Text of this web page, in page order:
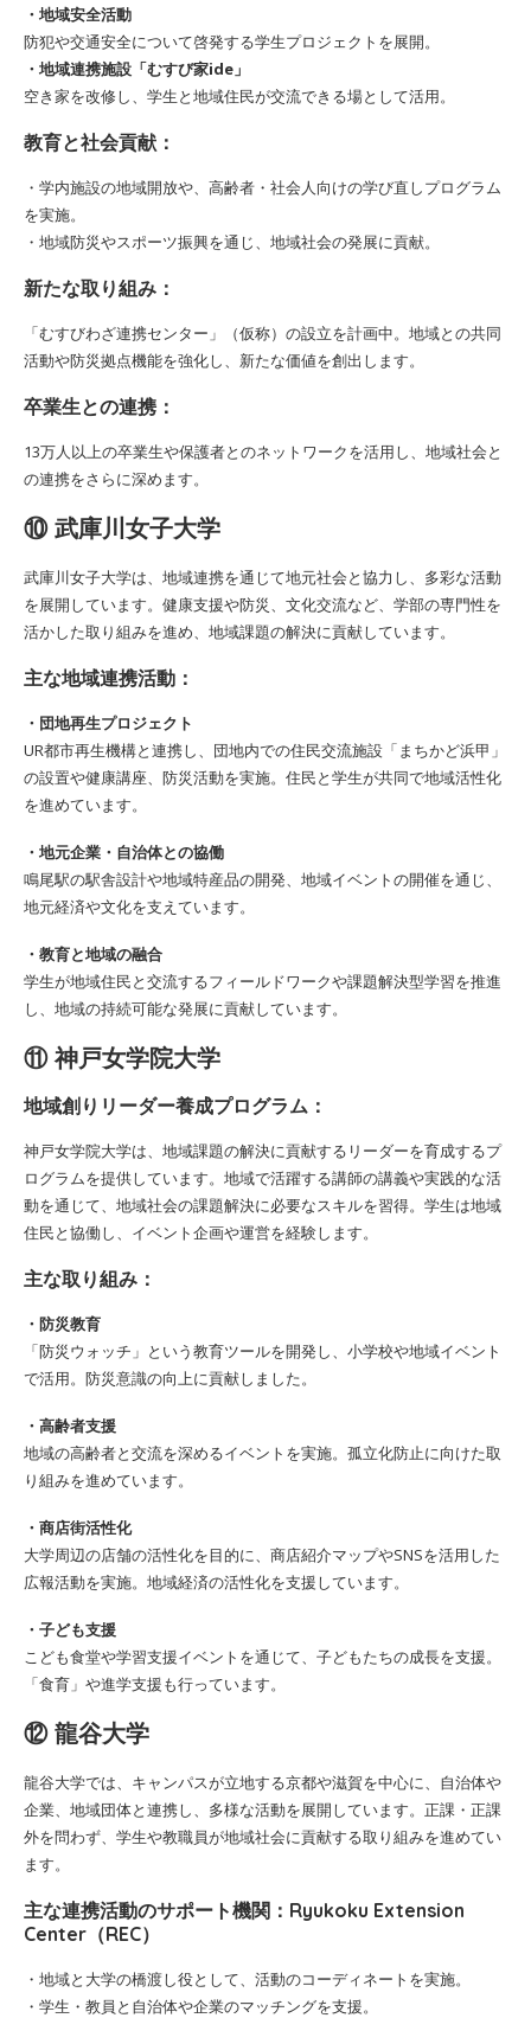
・地域安全活動
防犯や交通安全について啓発する学生プロジェクトを展開。
・地域連携施設「むすび家ide」
空き家を改修し、学生と地域住民が交流できる場として活用。
教育と社会貢献：
・学内施設の地域開放や、高齢者・社会人向けの学び直しプログラム
を実施。
・地域防災やスポーツ振興を通じ、地域社会の発展に貢献。
新たな取り組み：
「むすびわざ連携センター」（仮称）の設立を計画中。地域との共同
活動や防災拠点機能を強化し、新たな価値を創出します。
卒業生との連携：
13万人以上の卒業生や保護者とのネットワークを活用し、地域社会と
の連携をさらに深めます。
⑩ 武庫川女子大学
武庫川女子大学は、地域連携を通じて地元社会と協力し、多彩な活動
を展開しています。健康支援や防災、文化交流など、学部の専門性を
活かした取り組みを進め、地域課題の解決に貢献しています。
主な地域連携活動：
・団地再生プロジェクト
UR都市再生機構と連携し、団地内での住民交流施設「まちかど浜甲」
の設置や健康講座、防災活動を実施。住民と学生が共同で地域活性化
を進めています。
・地元企業・自治体との協働
鳴尾駅の駅舎設計や地域特産品の開発、地域イベントの開催を通じ、
地元経済や文化を支えています。
・教育と地域の融合
学生が地域住民と交流するフィールドワークや課題解決型学習を推進
し、地域の持続可能な発展に貢献しています。
⑪ 神戸女学院大学
地域創りリーダー養成プログラム：
神戸女学院大学は、地域課題の解決に貢献するリーダーを育成するプ
ログラムを提供しています。地域で活躍する講師の講義や実践的な活
動を通じて、地域社会の課題解決に必要なスキルを習得。学生は地域
住民と協働し、イベント企画や運営を経験します。
主な取り組み：
・防災教育
「防災ウォッチ」という教育ツールを開発し、小学校や地域イベント
で活用。防災意識の向上に貢献しました。
・高齢者支援
地域の高齢者と交流を深めるイベントを実施。孤立化防止に向けた取
り組みを進めています。
・商店街活性化
大学周辺の店舗の活性化を目的に、商店紹介マップやSNSを活用した
広報活動を実施。地域経済の活性化を支援しています。
・子ども支援
こども食堂や学習支援イベントを通じて、子どもたちの成長を支援。
「食育」や進学支援も行っています。
⑫ 龍谷大学
龍谷大学では、キャンパスが立地する京都や滋賀を中心に、自治体や
企業、地域団体と連携し、多様な活動を展開しています。正課・正課
外を問わず、学生や教職員が地域社会に貢献する取り組みを進めてい
ます。
主な連携活動のサポート機関：Ryukoku Extension
Center（REC）
・地域と大学の橋渡し役として、活動のコーディネートを実施。
・学生・教員と自治体や企業のマッチングを支援。